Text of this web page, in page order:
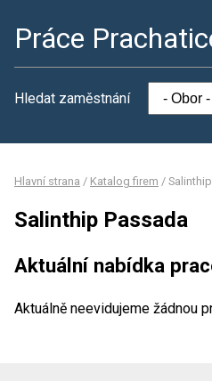
Práce
Hledat zaměstnání
Hlavní strana / Katalog firem /
Salinthip Passada
Aktuální nabídka
Aktuálně neevidujeme žádnou